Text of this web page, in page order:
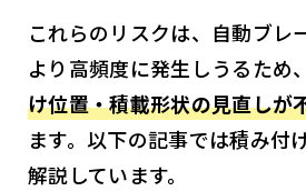
これらのリスクは、自動ブレ
より高頻度に発生しうるため
け位置・積載形状の見直しが
ます。以下の記事では積み付
解説しています。